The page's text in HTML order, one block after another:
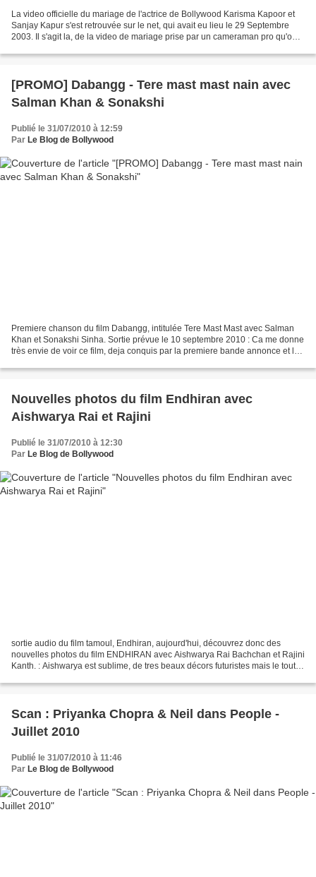
La video officielle du mariage de l'actrice de Bollywood Karisma Kapoor et
Sanjay Kapur s'est retrouvée sur le net, qui avait eu lieu le 29 Septembre
2003. Il s'agit la, de la video de mariage prise par un cameraman pro qu'on
[PROMO] Dabangg - Tere mast mast nain avec
Salman Khan & Sonakshi
Publié le 31/07/2010 à 12:59
Par Le Blog de Bollywood
Premiere chanson du film Dabangg, intitulée Tere Mast Mast avec Salman
Khan et Sonakshi Sinha. Sortie prévue le 10 septembre 2010 : Ca me donne
très envie de voir ce film, deja conquis par la premiere bande annonce et le
Nouvelles photos du film Endhiran avec
Aishwarya Rai et Rajini
Publié le 31/07/2010 à 12:30
Par Le Blog de Bollywood
sortie audio du film tamoul, Endhiran, aujourd'hui, découvrez donc des
nouvelles photos du film ENDHIRAN avec Aishwarya Rai Bachchan et Rajini
Kanth. : Aishwarya est sublime, de tres beaux décors futuristes mais le tout
Scan : Priyanka Chopra & Neil dans People -
Juillet 2010
Publié le 31/07/2010 à 11:46
Par Le Blog de Bollywood